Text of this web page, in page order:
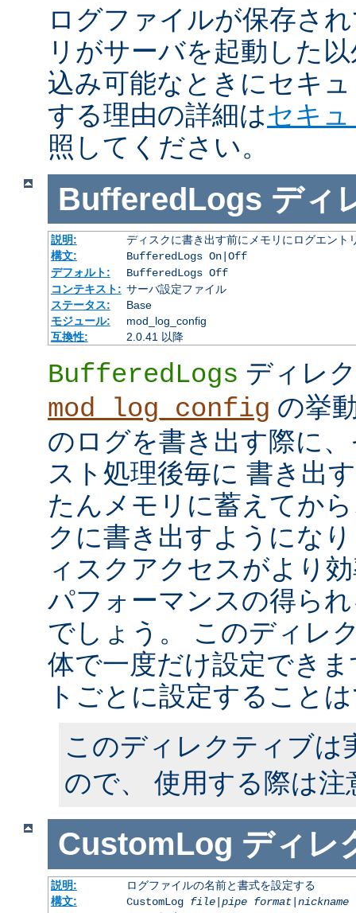
ログファイルが保存さ
リがサーバを起動した
込み可能なときにセキ
する理由の詳細はセキ
照してください。
BufferedLogs ディ
説明:
ディスクに書き出す前にメモリにログエント
構文:
BufferedLogs On|Off
デフォルト:
BufferedLogs Off
コンテキスト: サーバ設定ファイル
ステータス:
Base
モジュール:
mod_log_config
互換性:
2.0.41 以降
BufferedLogs ディレ
mod_log_config の挙
のログを書き出す際に
スト処理後毎に 書き出
たんメモリに蓄えてか
クに書き出すようにな
ィスクアクセスがより
パフォーマンスの得ら
でしょう。 このディレ
体で一度だけ設定でき
トごとに設定すること
このディレクティブは
ので、 使用する際は
CustomLog ディレ
説明:
ログファイルの名前と書式を設定する
構文:
CustomLog file|pipe format|nickname